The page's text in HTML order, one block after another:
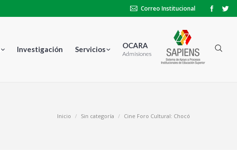
Correo Institucional
Investigación Servicios OCARA
Admisiones
Inicio Sin categoría Cine Foro Cultural: Chocó